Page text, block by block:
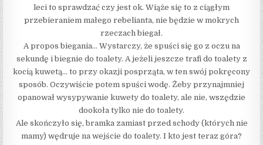
leci to sprawdzać czy jest ok. Wiąże się to z ciągłym
przebieraniem małego rebelianta, nie będzie w mokrych
rzeczach biegał.
A propos biegania… Wystarczy, że spuści się go z oczu na
sekundę i biegnie do toalety. A jeżeli jeszcze trafi do toalety z
kocią kuwetą… to przy okazji posprząta, w ten swój pokręcony
sposób. Oczywiście potem spuści wodę. Żeby przynajmniej
opanował wysypywanie kuwety do toalety, ale nie, wszędzie
dookoła tylko nie do toalety.
Ale skończyło się, bramka zamiast przed schody (których nie
mamy) wędruje na wejście do toalety. I kto jest teraz góra?